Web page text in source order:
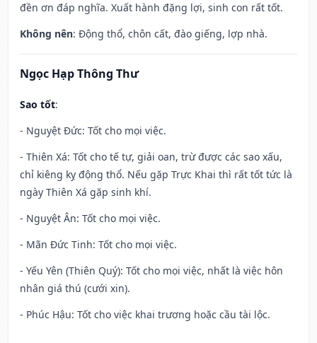
đền ơn đáp nghĩa. Xuất hành đặng lợi, sinh con rất tốt.
Không nên: Động thổ, chôn cất, đào giếng, lợp nhà.
Ngọc Hạp Thông Thư
Sao tốt:
- Nguyệt Đức: Tốt cho mọi việc.
- Thiên Xá: Tốt cho tế tự, giải oan, trừ được các sao xấu,
chỉ kiêng kỵ động thổ. Nếu gặp Trực Khai thì rất tốt tức là
ngày Thiên Xá gặp sinh khí.
- Nguyệt Ân: Tốt cho mọi việc.
- Mãn Đức Tinh: Tốt cho mọi việc.
- Yếu Yên (Thiên Quý): Tốt cho mọi việc, nhất là việc hôn
nhân giá thú (cưới xin).
- Phúc Hậu: Tốt cho việc khai trương hoặc cầu tài lộc.